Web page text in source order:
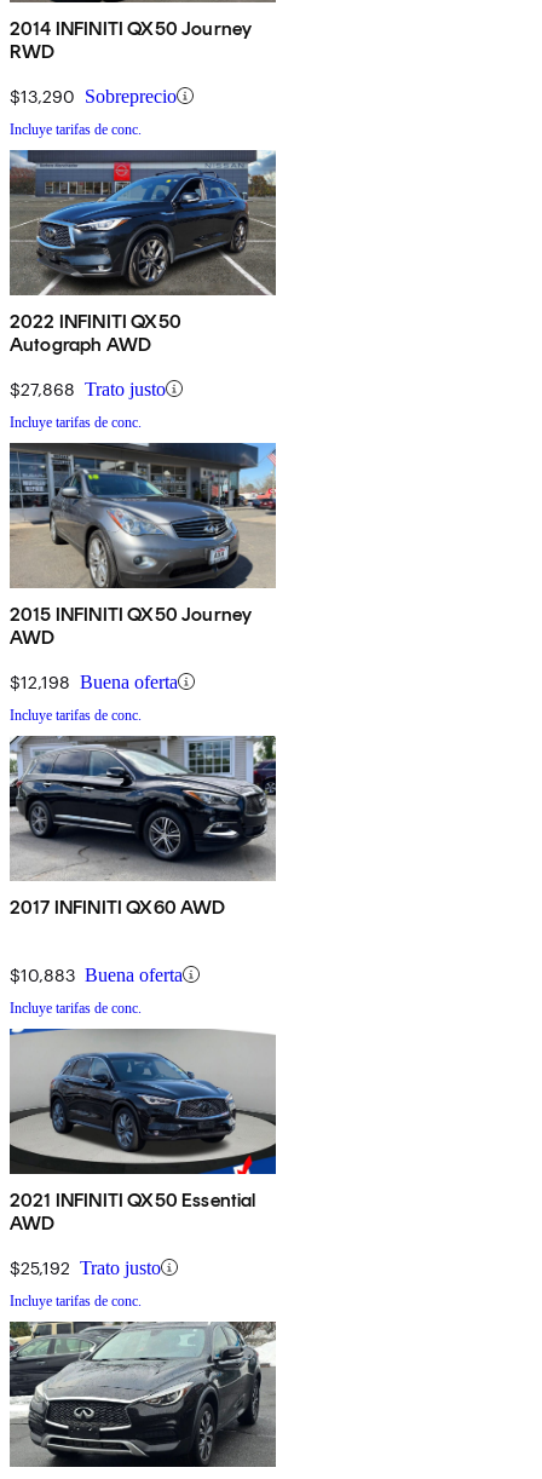
2014 INFINITI QX50 Journey
RWD
$13,290 Sobreprecio
Incluye tarifas de conc.
2022 INFINITI QX50
Autograph AWD
$27,868 Trato justo
Incluye tarifas de conc.
2015 INFINITI QX50 Journey
AWD
$12,198 Buena oferta
Incluye tarifas de conc.
2017 INFINITI QX60 AWD
$10,883 Buena oferta
Incluye tarifas de conc.
2021 INFINITI QX50 Essential
AWD
$25,192 Trato justo
Incluye tarifas de conc.